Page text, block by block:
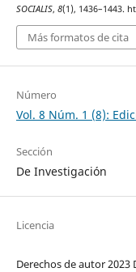
SOCIALIS, 8(1), 1436–1443.
Más formatos de cita
Número
Vol. 8 Núm. 1 (8):
Sección
De Investigación
Licencia
Derechos de autor